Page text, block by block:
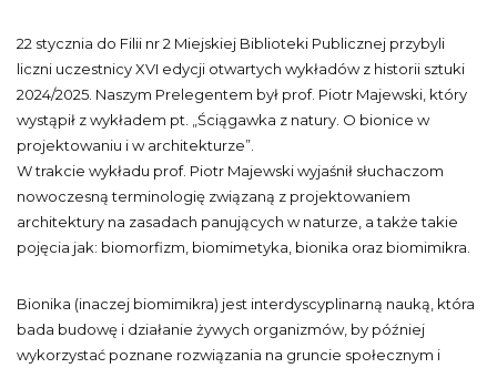
22 stycznia do Filii nr 2 Miejskiej Biblioteki Publicznej przybyli
liczni uczestnicy XVI edycji otwartych wykładów z historii sztuki
2024/2025. Naszym Prelegentem był prof. Piotr Majewski, który
wystąpił z wykładem pt. „Ściągawka z natury. O bionice w
projektowaniu i w architekturze”.
W trakcie wykładu prof. Piotr Majewski wyjaśnił słuchaczom
nowoczesną terminologię związaną z projektowaniem
architektury na zasadach panujących w naturze, a także takie
pojęcia jak: biomorfizm, biomimetyka, bionika oraz biomimikra.
Bionika (inaczej biomimikra) jest interdyscyplinarną nauką, która
bada budowę i działanie żywych organizmów, by później
wykorzystać poznane rozwiązania na gruncie społecznym i